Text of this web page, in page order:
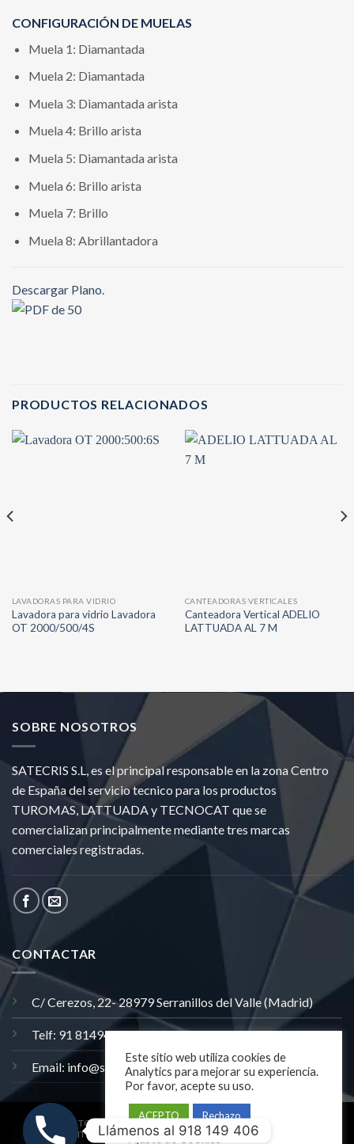
CONFIGURACIÓN DE MUELAS
Muela 1: Diamantada
Muela 2: Diamantada
Muela 3: Diamantada arista
Muela 4: Brillo arista
Muela 5: Diamantada arista
Muela 6: Brillo arista
Muela 7: Brillo
Muela 8: Abrillantadora
Descargar Plano.
PRODUCTOS RELACIONADOS
LAVADORAS PARA VIDRIO
Lavadora para vidrio Lavadora
OT 2000/500/4S
CANTEADORAS VERTICALES
Canteadora Vertical ADELIO
LATTUADA AL 7 M
SOBRE NOSOTROS
SATECRIS S.L, es el principal responsable en la zona Centro
de España del servicio tecnico para los productos
TUROMAS, LATTUADA y TECNOCAT que se
comercializan principalmente mediante tres marcas
comerciales registradas.
CONTACTAR
C/ Cerezos, 22- 28979 Serranillos del Valle (Madrid)
Telf: 91 8149406
Email: info@satecris.com
TODOS LOS PRODUCTOS
AVISO LEGAL
POLITICA DE PRIVACIDAD
POLÍTICA DE COOKIES
Este sitio web utiliza cookies de
Analytics para mejorar su experiencia.
Por favor, acepte su uso.
ACEPTO Rechazo
Ajuste de Cookies
Llámenos al 918 149 406